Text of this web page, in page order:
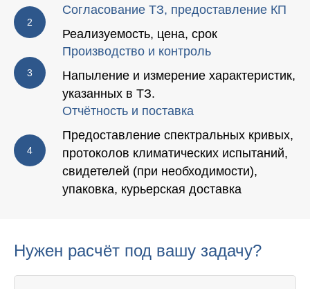
Согласование ТЗ, предоставление КП
Реализуемость, цена, срок
Производство и контроль
Напыление и измерение характеристик,
указанных в ТЗ.
Отчётность и поставка
Предоставление спектральных кривых,
протоколов климатических испытаний,
свидетелей (при необходимости),
упаковка, курьерская доставка
Нужен расчёт под вашу задачу?